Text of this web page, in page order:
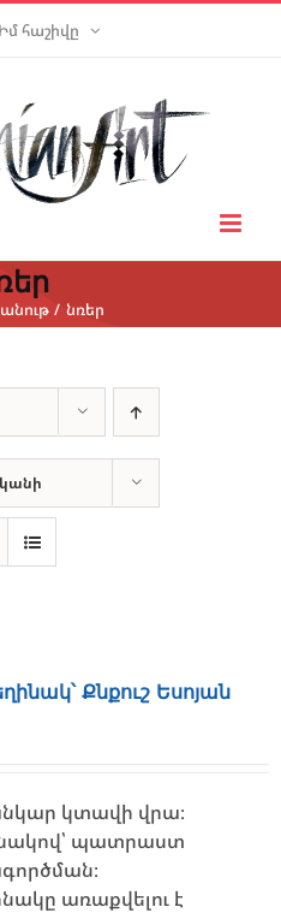
Իմ հաշիվը
նռեր
Քնքուշ Եսոյան
կտավի վրա։
պատրաստ
առաքվելու է